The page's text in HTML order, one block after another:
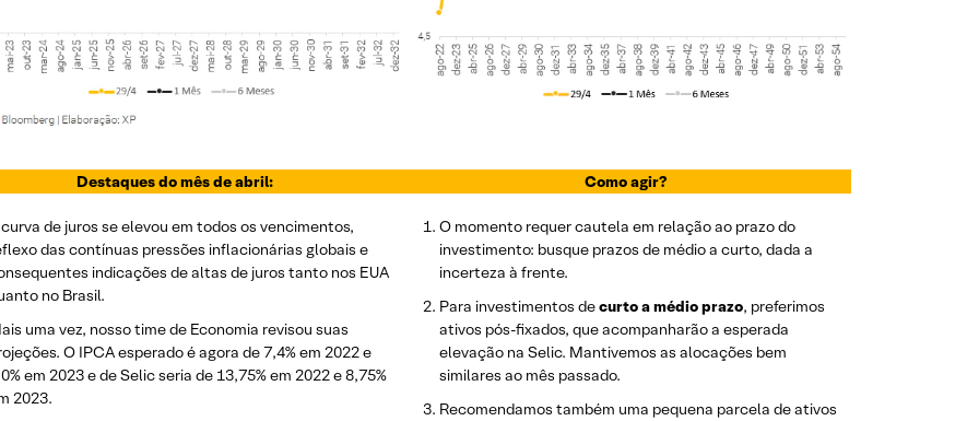
Destaques do mês de abril:
de juros se elevou em todos os vencimentos,
das contínuas pressões inflacionárias globais e
indicações de altas de juros tanto nos EUA
no Brasil.
uma vez, nosso time de Economia revisou suas
O IPCA esperado é agora de 7,4% em 2022 e
em 2023 e de Selic seria de 13,75% em 2022 e 8,75%
2023.
Como agir?
O momento requer cautela em relação ao prazo do
investimento: busque prazos de médio a curto, dada a
incerteza à frente.
Para investimentos decurto a médio prazo, preferimos
ativos pós-fixados, que acompanharão a esperada
elevação na Selic. Mantivemos as alocações bem
similares ao mês passado.
Recomendamos também uma pequena parcela de ativos